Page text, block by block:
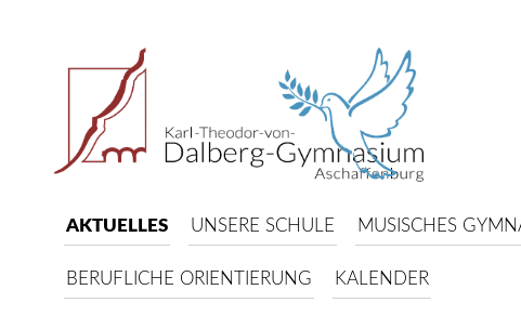
AKTUELLES UNSERE SCHULE MUSISCHES
BERUFLICHE ORIENTIERUNG KALENDER